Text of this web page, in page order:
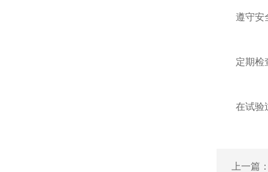
遵守安全
定期检查
在试验过
上一篇